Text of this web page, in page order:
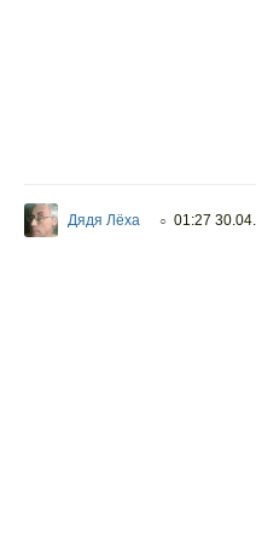
Дядя Лёха ○ 01:27